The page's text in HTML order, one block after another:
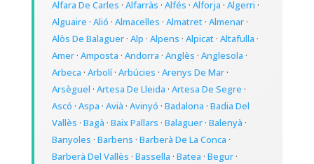
Alfara De Carles · Alfarràs · Alfés · Alforja · Algerri ·
Alguaire · Alió · Almacelles · Almatret· Almenar·
Alòs De Balaguer· Alp · Alpens · Alpicat· Altafulla ·
Amer· Amposta · Andorra · Anglès · Anglesola ·
Arbeca · Arbolí· Arbúcies · Arenys De Mar·
Arsèguel · Artesa De Lleida · Artesa De Segre ·
Ascó · Aspa · Avià · Avinyó · Badalona · Badia Del
Vallès · Bagà · Baix Pallars · Balaguer· Balenyà ·
Banyoles · Barbens · Barberà De La Conca ·
Barberà Del Vallès · Bassella · Batea · Begur·